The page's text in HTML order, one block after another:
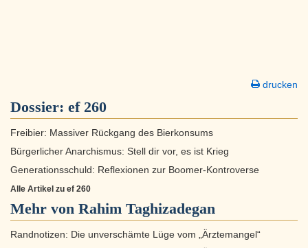
drucken
Dossier: ef 260
Freibier: Massiver Rückgang des Bierkonsums
Bürgerlicher Anarchismus: Stell dir vor, es ist Krieg
Generationsschuld: Reflexionen zur Boomer-Kontroverse
Alle Artikel zu ef 260
Mehr von Rahim Taghizadegan
Randnotizen: Die unverschämte Lüge vom „Ärztemangel“